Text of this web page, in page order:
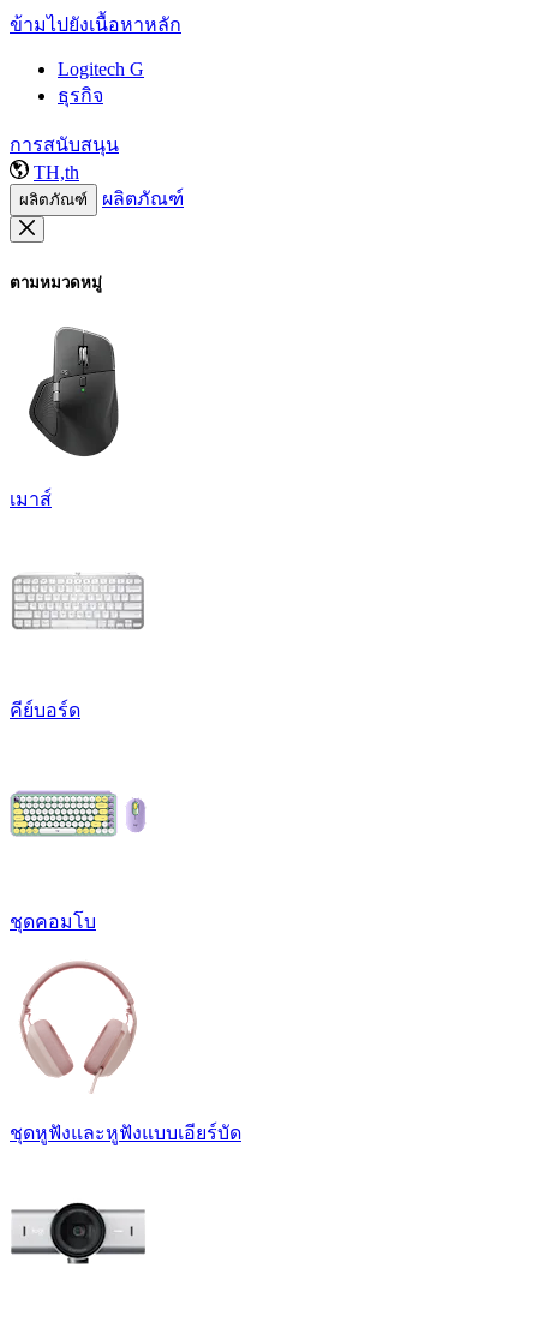
ข้ามไปยังเนื้อหาหลัก
Logitech G
ธุรกิจ
การสนับสนุน
TH,th
ผลิตภัณฑ์ ผลิตภัณฑ์
ตามหมวดหมู่
เมาส์
คีย์บอร์ด
ชุดคอมโบ
ชุดหูฟังและหูฟังแบบเอียร์บัด